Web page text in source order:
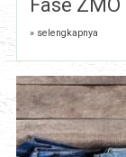
Fase
» selengkapnya